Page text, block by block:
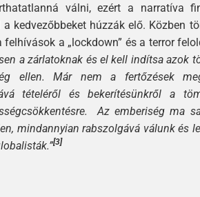
válni, ezért a narratíva
kedvezőbbeket húzzák elő. Közben
a „lockdown” és a terror
a zárlatoknak és el kell indítsa azok
ellen. Már nem a fertőzések
tételéről és bekerítésünkről a
Az emberiség ma
mindannyian rabszolgává válunk és
[3]